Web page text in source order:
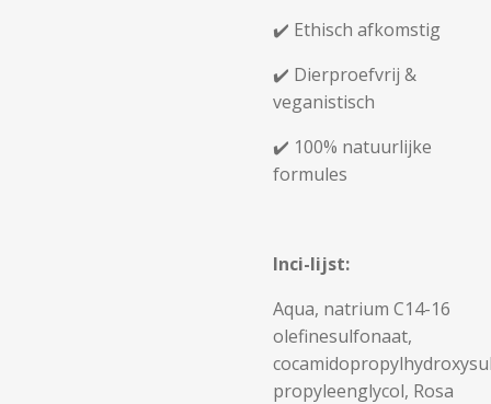
✔️ Ethisch afkomstig
✔️ Dierproefvrij &
veganistisch
✔️ 100% natuurlijke
formules
Inci-lijst:
Aqua, natrium C14-16
olefinesulfonaat,
propyleenglycol, Rosa